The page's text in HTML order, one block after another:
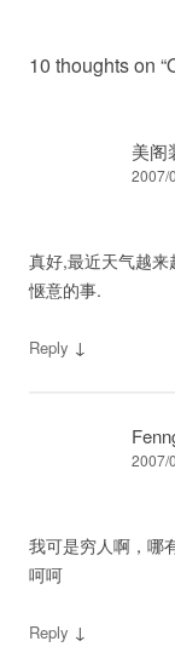
10 thoughts on “
美阁
2007/
真好,最近天气越
惬意的事.
Reply ↓
2007/
我可是穷人啊，哪
呵呵
Reply ↓